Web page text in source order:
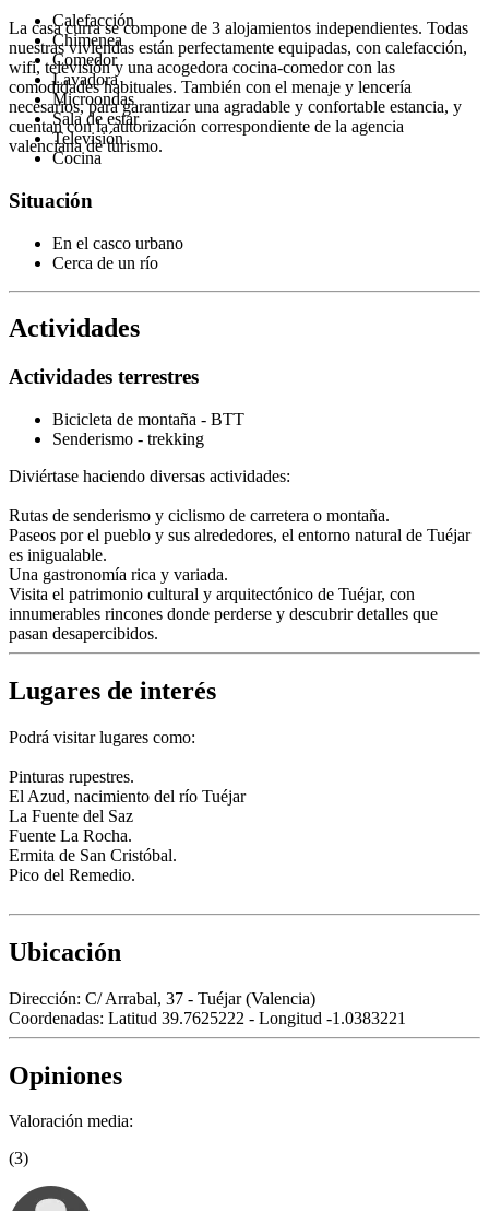
La casa curra se compone de 3 alojamientos independientes. Todas
nuestras viviendas están perfectamente equipadas, con calefacción,
wifi, televisión y una acogedora cocina-comedor con las
comodidades habituales. También con el menaje y lencería
necesarios, para garantizar una agradable y confortable estancia, y
cuentan con la autorización correspondiente de la agencia
valenciana de turismo.
Calefacción
Chimenea
Comedor
Lavadora
Microondas
Sala de estar
Televisión
Cocina
Situación
En el casco urbano
Cerca de un río
Actividades
Actividades terrestres
Bicicleta de montaña - BTT
Senderismo - trekking
Diviértase haciendo diversas actividades:
Rutas de senderismo y ciclismo de carretera o montaña.
Paseos por el pueblo y sus alrededores, el entorno natural de Tuéjar
es inigualable.
Una gastronomía rica y variada.
Visita el patrimonio cultural y arquitectónico de Tuéjar, con
innumerables rincones donde perderse y descubrir detalles que
pasan desapercibidos.
Lugares de interés
Podrá visitar lugares como:
Pinturas rupestres.
El Azud, nacimiento del río Tuéjar
La Fuente del Saz
Fuente La Rocha.
Ermita de San Cristóbal.
Pico del Remedio.
Ubicación
Dirección: C/ Arrabal, 37 - Tuéjar (Valencia)
Coordenadas: Latitud 39.7625222 - Longitud -1.0383221
Opiniones
Valoración media:
(3)